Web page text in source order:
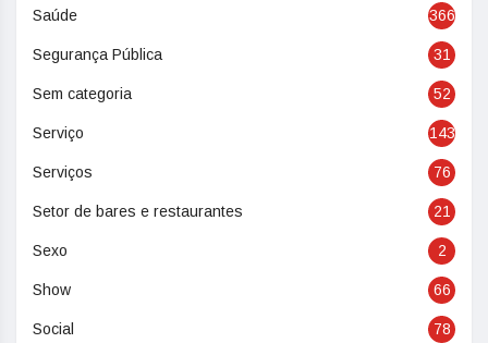
Saúde 366
Segurança Pública 31
Sem categoria 52
Serviço 143
Serviços 76
Setor de bares e restaurantes 21
Sexo 2
Show 66
Social 78